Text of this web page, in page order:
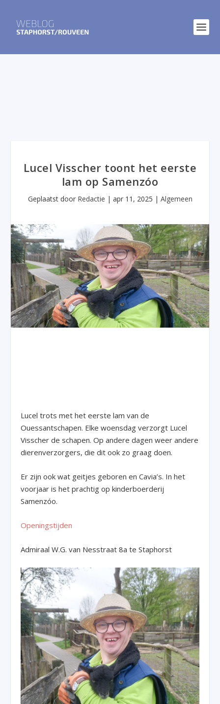
Lucel Visscher toont het eerste
lam op Samenzóo
Geplaatst door Redactie | apr 11, 2025 | Algemeen
Lucel trots met het eerste lam van de
Ouessantschapen. Elke woensdag verzorgt Lucel
Visscher de schapen. Op andere dagen weer andere
dierenverzorgers, die dit ook zo graag doen.
Er zijn ook wat geitjes geboren en Cavia’s. In het
voorjaar is het prachtig op kinderboerderij
Samenzóo.
Openingstijden
Admiraal W.G. van Nesstraat 8a te Staphorst